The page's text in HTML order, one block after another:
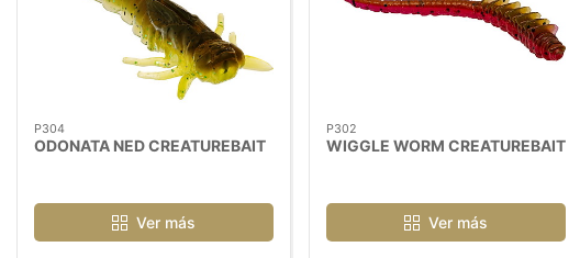
P304
ODONATA NED CREATUREBAIT
Ver más
P302
WIGGLE WORM CREATUREBAIT
Ver más